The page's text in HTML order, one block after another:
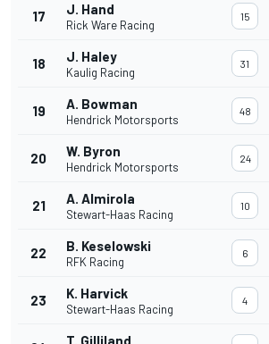
17 J. Hand
Rick Ware Racing
15
18 J. Haley
Kaulig Racing
31
19 A. Bowman
Hendrick Motorsports
48
20 W. Byron
Hendrick Motorsports
24
21 A. Almirola
Stewart-Haas Racing
10
22 B. Keselowski
RFK Racing
6
23 K. Harvick
Stewart-Haas Racing
4
T. Gilliland